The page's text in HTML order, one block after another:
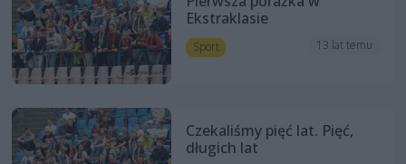
Ekstraklasie
Sport 13 lat temu
Czekaliśmy pięć lat. Pięć,
długich lat